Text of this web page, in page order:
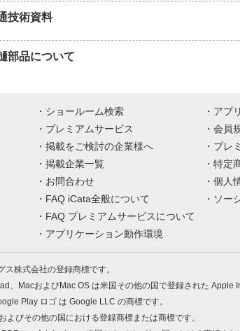
技術資料
部品について
ショールーム検索
プレミアムサービス
掲載をご検討の企業様へ
掲載企業一覧
お問合わせ
FAQ iCata全般について
FAQ プレミアムサービスについて
アプリケーション動作環境
アプ
会員
プレ
特定
個人
ソー
株式会社の登録商標です。
、MacおよびMac OS は米国その他の国で登録された Apple
Play ロゴ は Google LLC の商標です。
よびその他の国における登録商標または商標です。